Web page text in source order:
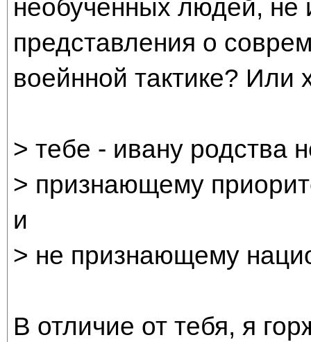
необученных людей, не
представления о
воейнной тактике? Или
> тебе - ивану родства
> признающему
и
> не признающему
В отличие от тебя, я